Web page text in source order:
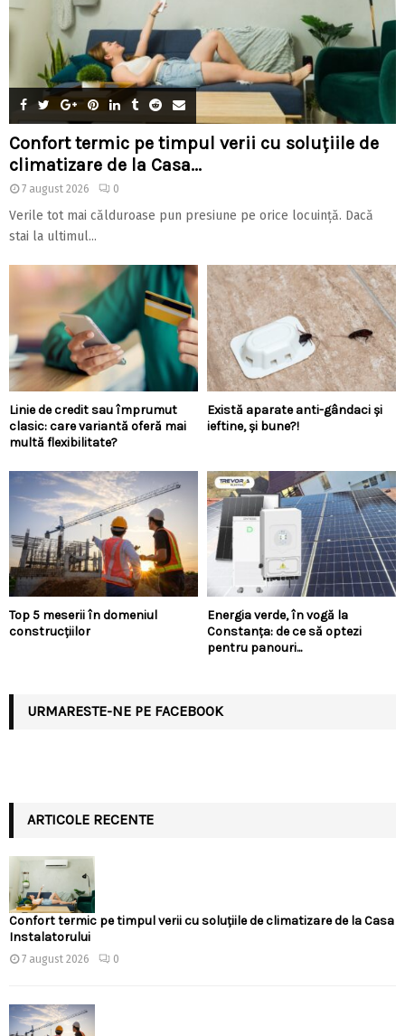
Confort termic pe timpul verii cu soluțiile de
climatizare de la Casa...
7 august 2026 0
Verile tot mai călduroase pun presiune pe orice locuință. Dacă
stai la ultimul...
Linie de credit sau împrumut
clasic: care variantă oferă mai
multă flexibilitate?
Există aparate anti-gândaci și
ieftine, și bune?!
Top 5 meserii în domeniul
construcțiilor
Energia verde, în vogă la
Constanța: de ce să optezi
pentru panouri...
URMARESTE-NE PE FACEBOOK
ARTICOLE RECENTE
Confort termic pe timpul verii cu soluțiile de climatizare de la Casa
Instalatorului
7 august 2026 0